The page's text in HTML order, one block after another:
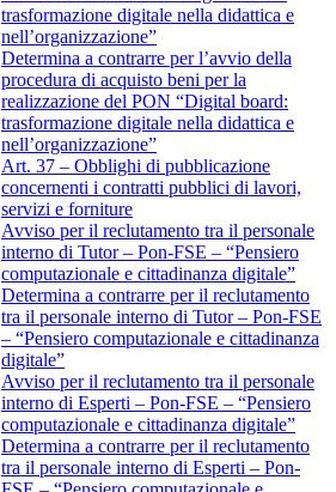
trasformazione digitale nella didattica e
nell’organizzazione”
Determina a contrarre per l’avvio della
procedura di acquisto beni per la
realizzazione del PON “Digital board:
trasformazione digitale nella didattica e
nell’organizzazione”
Art. 37 – Obblighi di pubblicazione
concernenti i contratti pubblici di lavori,
servizi e forniture
Avviso per il reclutamento tra il personale
interno di Tutor – Pon-FSE – “Pensiero
computazionale e cittadinanza digitale”
Determina a contrarre per il reclutamento
tra il personale interno di Tutor – Pon-FSE
– “Pensiero computazionale e cittadinanza
digitale”
Avviso per il reclutamento tra il personale
interno di Esperti – Pon-FSE – “Pensiero
computazionale e cittadinanza digitale”
Determina a contrarre per il reclutamento
tra il personale interno di Esperti – Pon-